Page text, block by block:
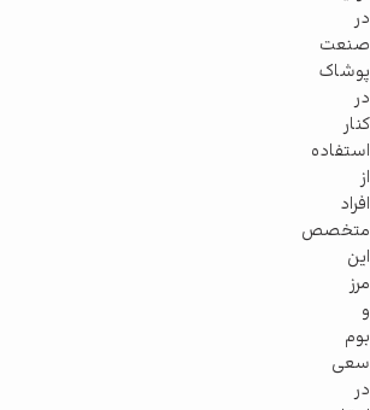
در
صنعت
پوشاک
در
کنار
استفاده
از
افراد
متخصص
این
مرز
و
بوم
سعی
در